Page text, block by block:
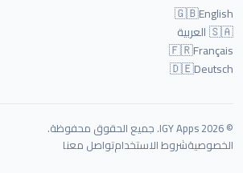
🇬🇧English
🇸🇦العربية
🇫🇷Français
🇩🇪Deutsch
© 2026 IGY Apps. جميع الحقوق محفوظة.
الخصوصيةشروط الاستخدامتواصل معنا